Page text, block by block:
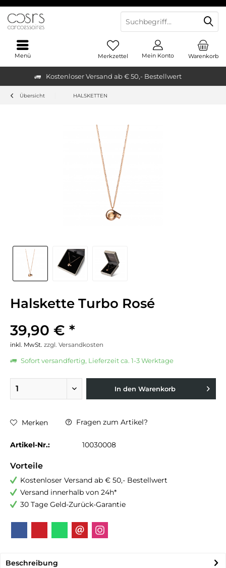
Kostenloser Versand ab € 50,- Bestellwert
Warenkorb
Merkzettel Mein Konto
Menü
Übersicht HALSKETTEN
Halskette Turbo Rosé
39,90 € *
inkl. MwSt. zzgl. Versandkosten
Sofort versandfertig, Lieferzeit ca. 1-3 Werktage
In den Warenkorb
Merken Fragen zum Artikel?
Artikel-Nr.: 10030008
Vorteile
Kostenloser Versand ab € 50,- Bestellwert
Versand innerhalb von 24h*
30 Tage Geld-Zurück-Garantie
Beschreibung